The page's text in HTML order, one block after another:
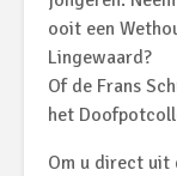
ooit een
Lingewaard?
Of de Frans
het
Om u direct uit